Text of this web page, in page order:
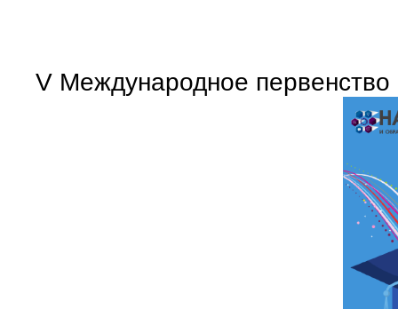
V Международное